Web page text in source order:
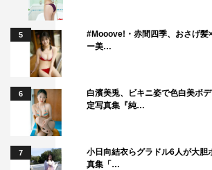
如恵留、吉澤閑也、松田元太、松倉海斗
＜ナレーション＞
風間俊介
＜メインテーマ＞
山下達郎『RIDE ON TIME（2018 NEW
VERSION）』
©フジテレビ
5
#Mooove!・赤間四季、おさげ髪
ー美…
6
白濱美兎、ビキニ姿で色白美ボ
定写真集『純…
7
小日向結衣らグラドル6人が大胆
真集「…